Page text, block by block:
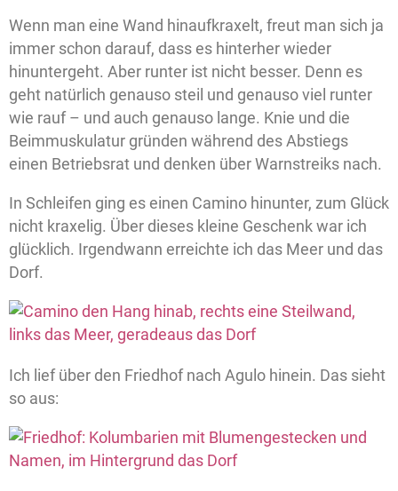
Wenn man eine Wand hinaufkraxelt, freut man sich ja
immer schon darauf, dass es hinterher wieder
hinuntergeht. Aber runter ist nicht besser. Denn es
geht natürlich genauso steil und genauso viel runter
wie rauf – und auch genauso lange. Knie und die
Beimmuskulatur gründen während des Abstiegs
einen Betriebsrat und denken über Warnstreiks nach.
In Schleifen ging es einen Camino hinunter, zum Glück
nicht kraxelig. Über dieses kleine Geschenk war ich
glücklich. Irgendwann erreichte ich das Meer und das
Dorf.
Ich lief über den Friedhof nach Agulo hinein. Das sieht
so aus: